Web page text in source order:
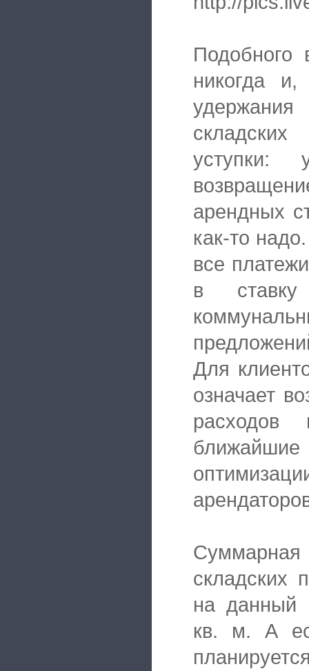
Подобного
никогда
уступки:
арендных
как-то
все
в
Для
означает
расходов
складских
на данный
кв. м. А